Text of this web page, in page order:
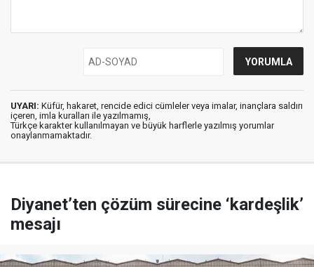
UYARI: Küfür, hakaret, rencide edici cümleler veya imalar, inançlara saldırı
içeren, imla kuralları ile yazılmamış,
Türkçe karakter kullanılmayan ve büyük harflerle yazılmış yorumlar
onaylanmamaktadır.
Diyanet’ten çözüm sürecine ‘kardeşlik’
mesajı